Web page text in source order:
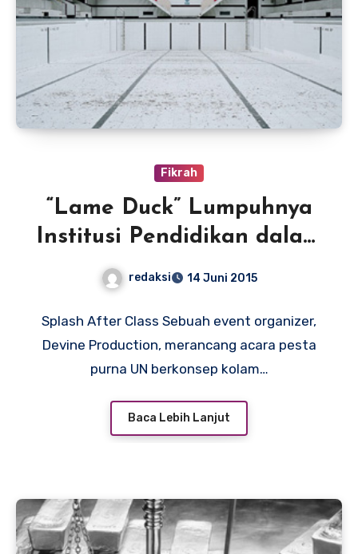
Fikrah
“Lame Duck” Lumpuhnya
Institusi Pendidikan dalam
Mengawal Moral Agama
redaksi 14 Juni 2015
Splash After Class Sebuah event organizer,
Devine Production, merancang acara pesta
purna UN berkonsep kolam…
Baca Lebih Lanjut